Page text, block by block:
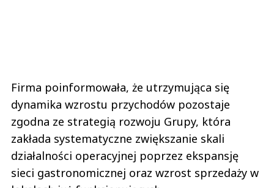
Firma poinformowała, że utrzymująca się
dynamika wzrostu przychodów pozostaje
zgodna ze strategią rozwoju Grupy, która
zakłada systematyczne zwiększanie skali
działalności operacyjnej poprzez ekspansję
sieci gastronomicznej oraz wzrost sprzedaży w